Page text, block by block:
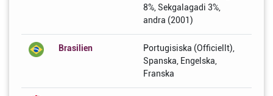
8%, Sekgalagadi 3%,
andra (2001)
Brasilien
Portugisiska (Officiellt),
Spanska, Engelska,
Franska